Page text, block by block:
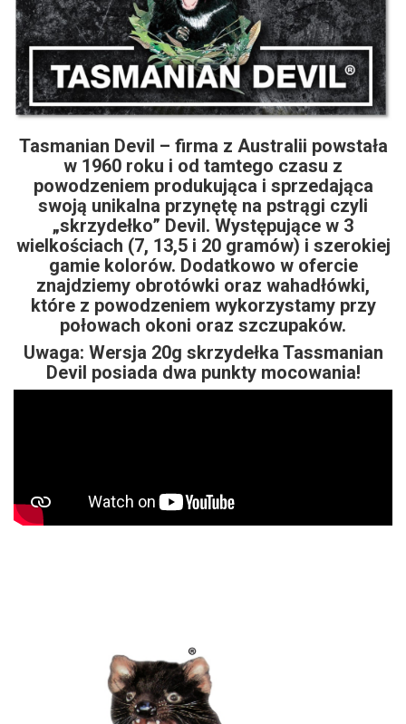
Tasmanian Devil – firma z Australii powstała
w 1960 roku i od tamtego czasu z
powodzeniem produkująca i sprzedająca
swoją unikalna przynętę na pstrągi czyli
„skrzydełko” Devil. Występujące w 3
wielkościach (7, 13,5 i 20 gramów) i szerokiej
gamie kolorów. Dodatkowo w ofercie
znajdziemy obrotówki oraz wahadłówki,
które z powodzeniem wykorzystamy przy
połowach okoni oraz szczupaków.
Uwaga: Wersja 20g skrzydełka Tassmanian
Devil posiada dwa punkty mocowania!